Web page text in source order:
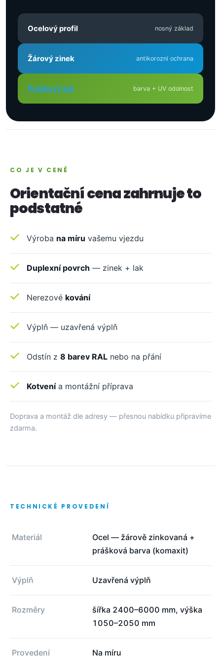
Ocelový profil nosný základ
Žárový zinek antikorozní ochrana
Práškový lak barva + UV odolnost
CO JE V CENĚ
Orientační cena zahrnuje to
podstatné
Výroba na míru vašemu vjezdu
Duplexní povrch — zinek + lak
Nerezové kování
Výplň — uzavřená výplň
Odstín z 8 barev RAL nebo na přání
Kotvenía montážní příprava
Doprava a montáž dle adresy — přesnou nabídku připravíme
zdarma.
TECHNICKÉ PROVEDENÍ
Materiál
Ocel — žárově zinkovaná +
prášková barva (komaxit)
Výplň Uzavřená výplň
Rozměry
šířka 2400–6000 mm, výška
1050–2050 mm
Provedení Na míru